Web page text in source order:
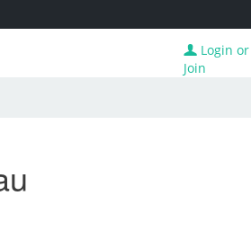
Login or
Join